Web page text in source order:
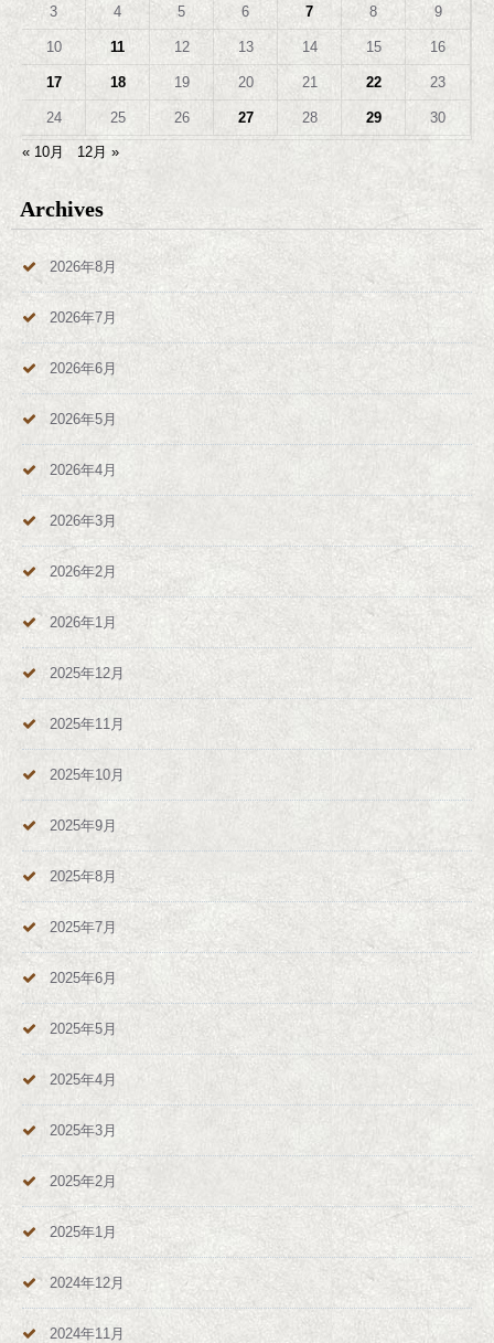
3 4 5 6 7 8 9
10 11 12 13 14 15 16
17 18 19 20 21 22 23
24 25 26 27 28 29 30
« 10月 12月 »
Archives
2026年8月
2026年7月
2026年6月
2026年5月
2026年4月
2026年3月
2026年2月
2026年1月
2025年12月
2025年11月
2025年10月
2025年9月
2025年8月
2025年7月
2025年6月
2025年5月
2025年4月
2025年3月
2025年2月
2025年1月
2024年12月
2024年11月